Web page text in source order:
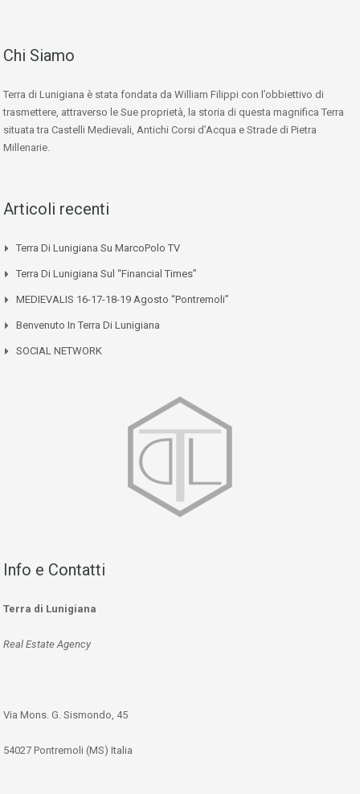
Chi Siamo
Terra di Lunigiana è stata fondata da William Filippi con l’obbiettivo di
trasmettere, attraverso le Sue proprietà, la storia di questa magnifica Terra
situata tra Castelli Medievali, Antichi Corsi d’Acqua e Strade di Pietra
Millenarie.
Articoli recenti
Terra Di Lunigiana Su MarcoPolo TV
Terra Di Lunigiana Sul “Financial Times”
MEDIEVALIS 16-17-18-19 Agosto “Pontremoli”
Benvenuto In Terra Di Lunigiana
SOCIAL NETWORK
Info e Contatti
Terra di Lunigiana
Real Estate Agency
Via Mons. G. Sismondo, 45
54027 Pontremoli (MS) Italia